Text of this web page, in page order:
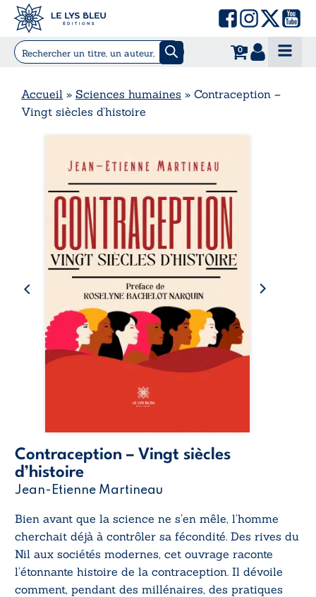
0
Accueil » Sciences humaines » Contraception –
Vingt siècles d’histoire
Contraception – Vingt siècles
d’histoire
Jean-Etienne Martineau
Bien avant que la science ne s’en mêle, l’homme
cherchait déjà à contrôler sa fécondité. Des rives du
Nil aux sociétés modernes, cet ouvrage raconte
l’étonnante histoire de la contraception. Il dévoile
comment, pendant des millénaires, des pratiques